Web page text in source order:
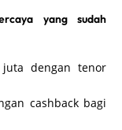
yang sudah
dengan tenor
cashback bagi